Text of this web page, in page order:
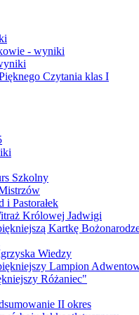
- wyniki
Czytania klas I
Szkolny
Pastorałek
Królowej Jadwigi
Kartkę
Wiedzy
Lampion
Różaniec"
II okres